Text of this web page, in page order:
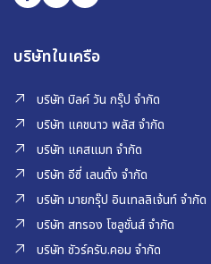
บริษัทในเครือ
บริษัท บิลค์ วัน กรุ๊ป จำกัด
บริษัท แคชนาว พลัส จำกัด
บริษัท แคสแมท จำกัด
บริษัท อีซี่ เลนดิ้ง จำกัด
บริษัท มายกรุ๊ป อินเทลลิเจ้นท์ จำกัด
บริษัท สทรอง โซลูชั่นส์ จำกัด
บริษัท ชัวร์ครับ.คอม จำกัด